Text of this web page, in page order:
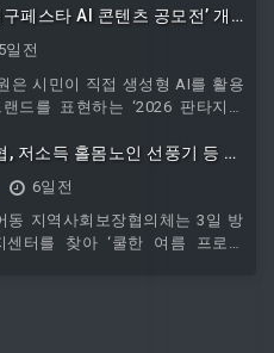
사 선임, 각종 위원회 설치, 내부
진단하고, 공급 물량 확보와 사
청와대 수석대변인은 이 대통령
시30분 귀국한 뒤 청와대로 출근
·주식시장 점검회의를 주재했다
회의는 오후 3시부터 10시30분까
안 진행됐다. 이 대통령은 이날
개
페스타 AI 콘텐츠 공모전’ 개
5일전
은 시민이 직접 생성형 AI를 활용
드를 표현하는 ‘2026 판타지아
일까지 진행되며, 대구의 문화와
한민국 국민이라면 누구나 개인
야는 △AI 로고송
(포스터·웹
, 저소득 홀몸노인 선풍기 등 지
6일전
동 지역사회보장협의체는 3일 방
센터를 찾아 ‘쿨한 여름 프로젝